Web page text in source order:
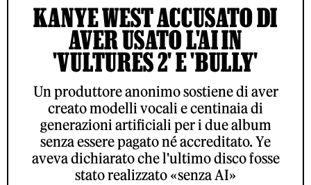
KANYE WEST ACCUSATO DI
AVER USATO L'AI IN
'VULTURES 2' E 'BULLY'
Un produttore anonimo sostiene di aver
creato modelli vocali e centinaia di
generazioni artificiali per i due album
senza essere pagato né accreditato. Ye
aveva dichiarato che l'ultimo disco fosse
stato realizzato «senza AI»